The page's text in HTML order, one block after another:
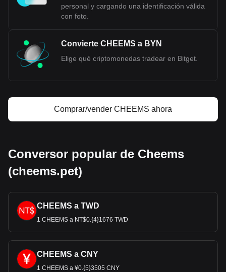
personal y cargando una identificación válida
con foto.
Convierte CHEEMS a BYN
Elige qué criptomonedas tradear en Bitget.
Comprar/vender CHEEMS ahora
Conversor popular de Cheems
(cheems.pet)
CHEEMS a TWD
1 CHEEMS a NT$0.{4}1676 TWD
CHEEMS a CNY
1 CHEEMS a ¥0.{5}3505 CNY